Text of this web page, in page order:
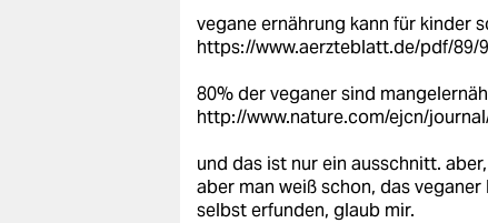
vegane ernährung kann für kinder
https://www.aerzteblatt.de/pdf/89/
80% der veganer sind
http://www.nature.com/ejcn/
und das ist nur ein ausschnitt.
aber man weiß schon, das
selbst erfunden, glaub mir.